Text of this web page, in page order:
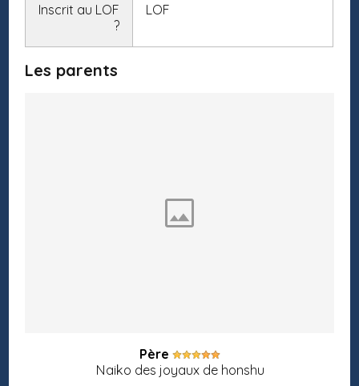
Inscrit au LOF
?
LOF
Les parents
Père
Naiko des joyaux de honshu